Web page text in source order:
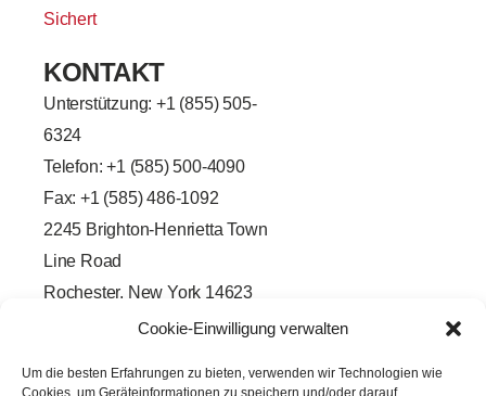
Cookie-Einwilligung verwalten
Um die besten Erfahrungen zu bieten, verwenden wir Technologien wie
Cookies, um Geräteinformationen zu speichern und/oder darauf
Sichert
KONTAKT
Unterstützung: +1 (855) 505-
6324
Telefon: +1 (585) 500-4090
Fax: +1 (585) 486-1092
2245 Brighton-Henrietta Town
Line Road
Rochester, New York 14623
b
k
e
w
t
o
t
u